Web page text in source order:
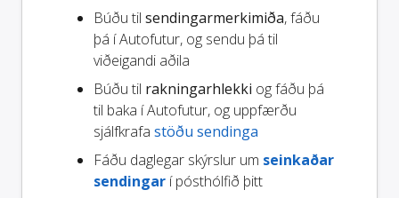
Búðu til sendingarmerkimiða, fáðu
þá í Autofutur, og sendu þá til
viðeigandi aðila
Búðu til rakningarhlekki og fáðu þá
til baka í Autofutur, og uppfærðu
sjálfkrafa stöðu sendinga
Fáðu daglegar skýrslur um seinkaðar
sendingar í pósthólfið þitt